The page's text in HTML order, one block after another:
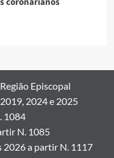
Região Episcopal
2024 e 2025
1084
N. 1085
2026 a partir N. 1117